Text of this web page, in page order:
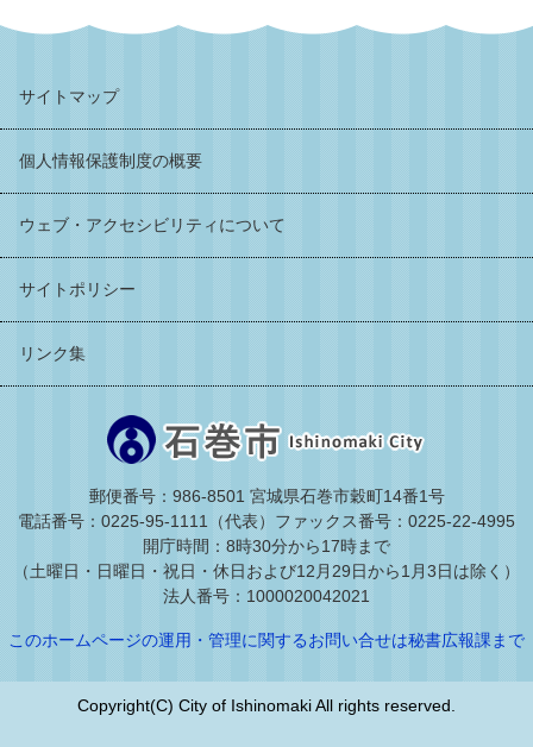
サイトマップ
個人情報保護制度の概要
ウェブ・アクセシビリティについて
サイトポリシー
リンク集
郵便番号：986-8501 宮城県石巻市穀町14番1号
電話番号：0225-95-1111（代表） ファックス番号：0225-22-4995
開庁時間：8時30分から17時まで
（土曜日・日曜日・祝日・休日および12月29日から1月3日は除く）
法人番号：1000020042021
このホームページの運用・管理に関するお問い合せは秘書広報課まで
Copyright(C) City of Ishinomaki All rights reserved.